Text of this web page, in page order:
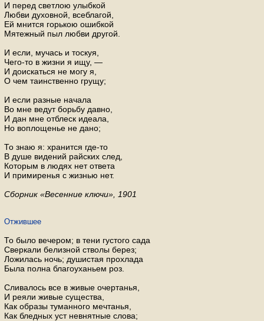
И перед светлою улыбкой
Любви духовной, всеблагой,
Ей мнится горькою ошибкой
Мятежный пыл любви другой.
И если, мучась и тоскуя,
Чего-то в жизни я ищу, —
И доискаться не могу я,
О чем таинственно грущу;
И если разные начала
Во мне ведут борьбу давно,
И дан мне отблеск идеала,
Но воплощенье не дано;
То знаю я: хранится где-то
В душе видений райских след,
Которым в людях нет ответа
И примиренья с жизнью нет.
Сборник «Весенние ключи», 1901
Отжившее
То было вечером; в тени густого сада
Сверкали белизной стволы берез;
Ложилась ночь; душистая прохлада
Была полна благоуханьем роз.
Сливалось все в живые очертанья,
И реяли живые существа,
Как образы туманного мечтанья,
Как бледных уст невнятные слова;